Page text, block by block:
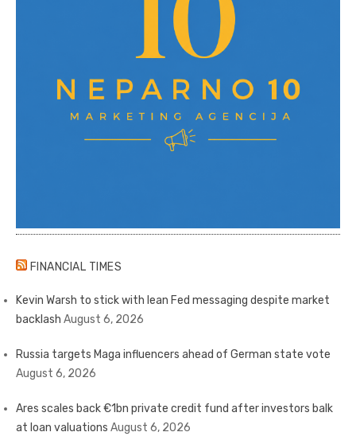
FINANCIAL TIMES
Kevin Warsh to stick with lean Fed messaging despite market
backlash August 6, 2026
Russia targets Maga influencers ahead of German state vote
August 6, 2026
Ares scales back €1bn private credit fund after investors balk
at loan valuations August 6, 2026